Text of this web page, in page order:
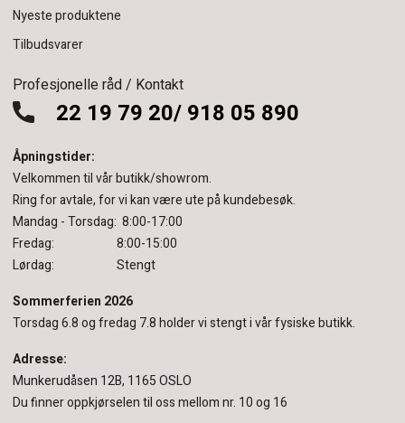
Nyeste produktene
Tilbudsvarer
Profesjonelle råd / Kontakt
22 19 79 20/ 918 05 890
Åpningstider:
Velkommen til vår butikk/showrom.
Ring for avtale, for vi kan være ute på kundebesøk.
Mandag - Torsdag: 8:00-17:00
Fredag: 8:00-15:00
Lørdag: Stengt
Sommerferien 2026
Torsdag 6.8 og fredag 7.8 holder vi stengt i vår fysiske butikk.
Adresse:
Munkerudåsen 12B, 1165 OSLO
Du finner oppkjørselen til oss mellom nr. 10 og 16